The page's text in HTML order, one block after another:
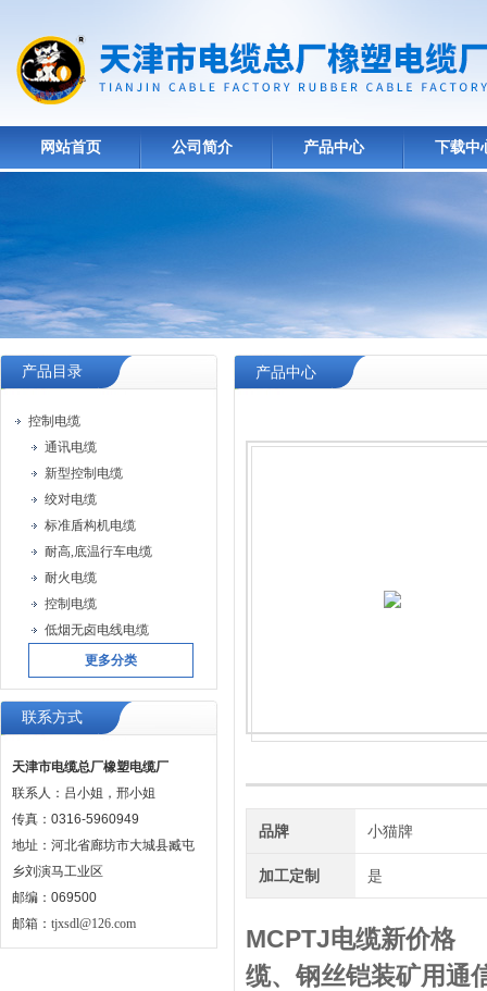
网站首页 公司简介 产品中心 下载中
产品目录
控制电缆
通讯电缆
新型控制电缆
绞对电缆
标准盾构机电缆
耐高,底温行车电缆
耐火电缆
控制电缆
低烟无卤电线电缆
更多分类
联系方式
天津市电缆总厂橡塑电缆厂
联系人：吕小姐，邢小姐
传真：0316-5960949
地址：河北省廊坊市大城县臧屯
乡刘演马工业区
邮编：069500
邮箱： tjxsdl@126.com
产品中心
品牌 小猫牌
加工定制 是
MCPTJ电缆新价格
缆、钢丝铠装矿用通